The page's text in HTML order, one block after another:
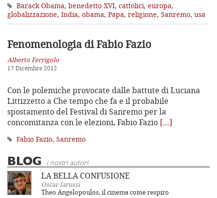
Barack Obama, benedetto XVI, cattolici, europa,
globalizzazione, India, obama, Papa, religione, Sanremo, usa
Fenomenologia di Fabio Fazio
Alberto Ferrigolo
17 Dicembre 2012
Con le polemiche provocate dalle battute di Luciana
Littizzetto a Che tempo che fa e il probabile
spostamento del Festival di Sanremo per la
concomitanza con le elezioni, Fabio Fazio […]
Fabio Fazio, Sanremo
BLOG i nostri autori
LA BELLA CONFUSIONE
Oscar Iarussi
Theo Angelopoulos, il cinema come respiro